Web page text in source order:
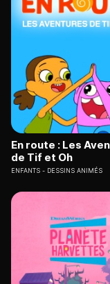
En route : Les
de Tif et Oh
ENFANTS DESSINS ANIMÉS